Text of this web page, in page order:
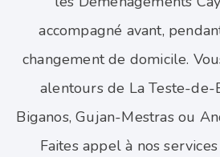
accompagné avant,
changement de domicile.
alentours de La Teste-de-
Biganos, Gujan-Mestras ou
Faites appel à nos